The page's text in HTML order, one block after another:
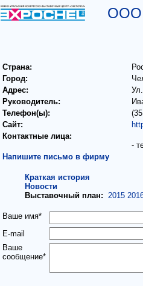
ООО
Страна:
Город:
Адрес:
Руководитель:
Телефон(ы):
Сайт:
Контактные лица:
-
Напишите письмо в фирму
Краткая история
Новости
Выставочный план: 2015
Ваше имя*
E-mail
Ваше
сообщение*